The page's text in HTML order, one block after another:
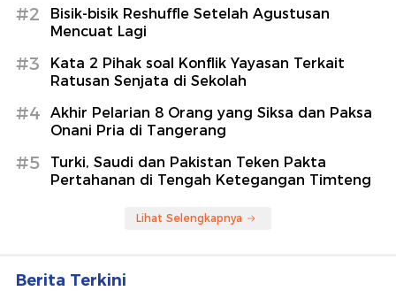
#2
Bisik-bisik Reshuffle Setelah Agustusan
Mencuat Lagi
#3
Kata 2 Pihak soal Konflik Yayasan Terkait
Ratusan Senjata di Sekolah
#4
Akhir Pelarian 8 Orang yang Siksa dan Paksa
Onani Pria di Tangerang
#5
Turki, Saudi dan Pakistan Teken Pakta
Pertahanan di Tengah Ketegangan Timteng
Lihat Selengkapnya
Berita Terkini